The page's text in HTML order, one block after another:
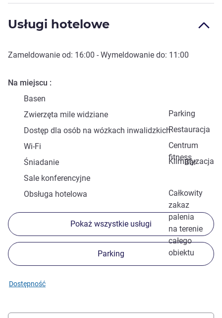
Usługi hotelowe
Zameldowanie od: 16:00 - Wymeldowanie do: 11:00
Na miejscu
Basen
Parking
Zwierzęta mile widziane
Restauracja
Dostęp dla osób na wózkach inwalidzkich
Centrum
fitness
Wi-Fi
Klimatyzacja
Śniadanie
Bar
Sale konferencyjne
Całkowity
zakaz
palenia
na terenie
całego
obiektu
Obsługa hotelowa
Pokaż wszystkie usługi
Parking
Dostępność